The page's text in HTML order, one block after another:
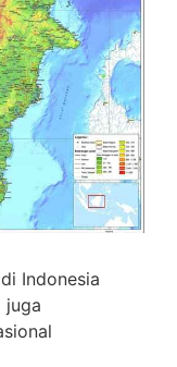
Indonesia
juga